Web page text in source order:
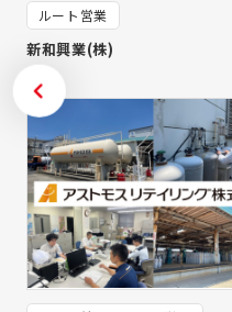
ルート営業
新和興業(株)